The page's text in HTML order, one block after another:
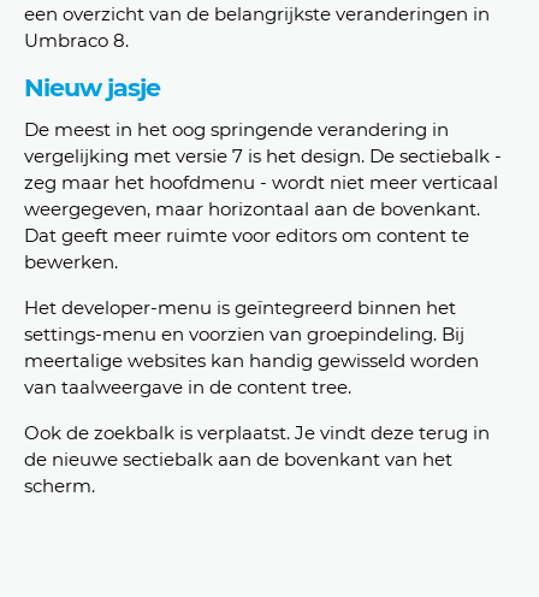
een overzicht van de belangrijkste veranderingen in
Umbraco 8.
Nieuw jasje
De meest in het oog springende verandering in
vergelijking met versie 7 is het design. De sectiebalk -
zeg maar het hoofdmenu - wordt niet meer verticaal
weergegeven, maar horizontaal aan de bovenkant.
Dat geeft meer ruimte voor editors om content te
bewerken.
Het developer-menu is geïntegreerd binnen het
settings-menu en voorzien van groepindeling. Bij
meertalige websites kan handig gewisseld worden
van taalweergave in de content tree.
Ook de zoekbalk is verplaatst. Je vindt deze terug in
de nieuwe sectiebalk aan de bovenkant van het
scherm.